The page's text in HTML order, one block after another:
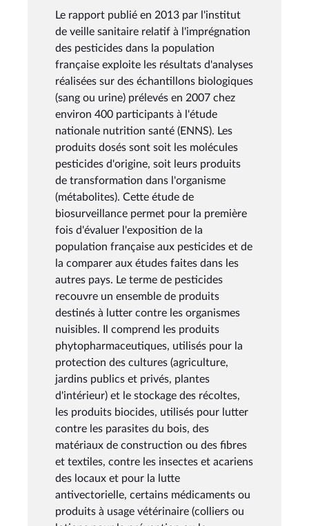
Le rapport publié en 2013 par l'institut
de veille sanitaire relatif à l'imprégnation
des pesticides dans la population
française exploite les résultats d'analyses
réalisées sur des échantillons biologiques
(sang ou urine) prélevés en 2007 chez
environ 400 participants à l'étude
nationale nutrition santé (ENNS). Les
produits dosés sont soit les molécules
pesticides d'origine, soit leurs produits
de transformation dans l'organisme
(métabolites). Cette étude de
biosurveillance permet pour la première
fois d'évaluer l'exposition de la
population française aux pesticides et de
la comparer aux études faites dans les
autres pays. Le terme de pesticides
recouvre un ensemble de produits
destinés à lutter contre les organismes
nuisibles. Il comprend les produits
phytopharmaceutiques, utilisés pour la
protection des cultures (agriculture,
jardins publics et privés, plantes
d'intérieur) et le stockage des récoltes,
les produits biocides, utilisés pour lutter
contre les parasites du bois, des
matériaux de construction ou des fibres
et textiles, contre les insectes et acariens
des locaux et pour la lutte
antivectorielle, certains médicaments ou
produits à usage vétérinaire (colliers ou